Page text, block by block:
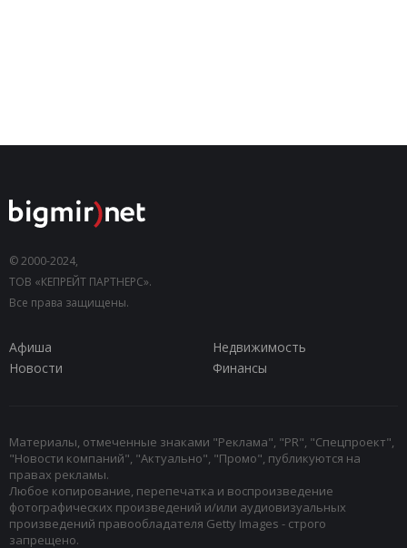
© 2000-2024,
ТОВ «КЕПРЕЙТ ПАРТНЕРС».
Все права защищены.
Афиша
Недвижимость
Новости
Финансы
Материалы, отмеченные знаками "Реклама", "PR", "Спецпроект",
"Новости компаний", "Актуально", "Промо", публикуются на
правах рекламы.
Любое копирование, перепечатка и воспроизведение
фотографических произведений и/или аудиовизуальных
произведений правообладателя Getty Images - строго
запрещено.